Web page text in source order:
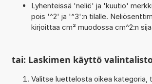
Lyhenteissä 'neliö' ja 'kuutio'
pois '^2' ja '^3':n tilalle.
kirjoittaa cm² muodossa cm^2:n
tai: Laskimen käyttö
Valitse luettelosta oikea kategoria,